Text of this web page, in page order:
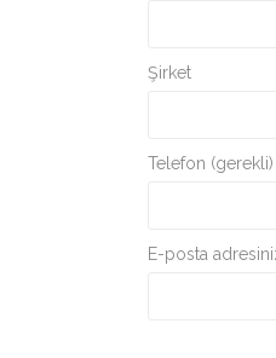
Şirket
Telefon (gerekli)
E-posta